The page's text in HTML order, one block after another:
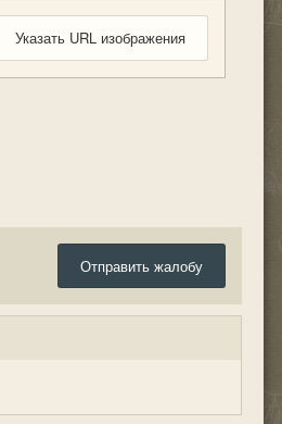
Указать URL изображения
Отправить жалобу